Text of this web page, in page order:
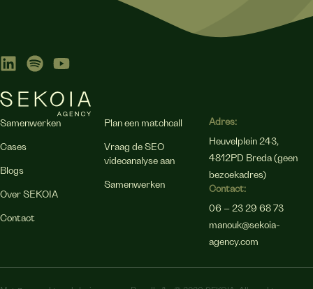
Samenwerken
Cases
Blogs
Over SEKOIA
Contact
Plan een matchcall
Vraag de SEO
videoanalyse aan
Samenwerken
Adres:
Heuvelplein 243,
4812PD Breda (geen
bezoekadres)
Contact:
06 – 23 29 68 73
manouk@sekoia-
agency.com